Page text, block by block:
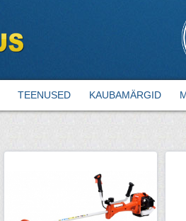
TEENUSED KAUBAMÄRGID